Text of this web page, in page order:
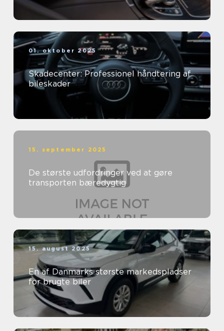
01. oktober 2025
Skadecenter: Professionel håndtering af
bileskader
15. september 2025
De største udfordringer ved at gøre
transporten bæredygtig
15. august 2025
En af Danmarks største markedspladser
for brugte biler